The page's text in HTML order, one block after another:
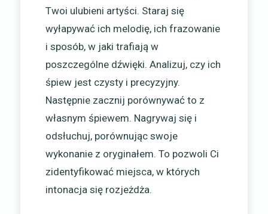
Twoi ulubieni artyści. Staraj się
wyłapywać ich melodię, ich frazowanie
i sposób, w jaki trafiają w
poszczególne dźwięki. Analizuj, czy ich
śpiew jest czysty i precyzyjny.
Następnie zacznij porównywać to z
własnym śpiewem. Nagrywaj się i
odsłuchuj, porównując swoje
wykonanie z oryginałem. To pozwoli Ci
zidentyfikować miejsca, w których
intonacja się rozjeżdża.